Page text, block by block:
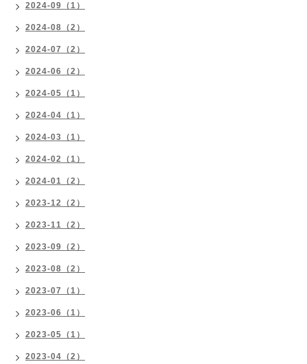
2024-09（1）
2024-08（2）
2024-07（2）
2024-06（2）
2024-05（1）
2024-04（1）
2024-03（1）
2024-02（1）
2024-01（2）
2023-12（2）
2023-11（2）
2023-09（2）
2023-08（2）
2023-07（1）
2023-06（1）
2023-05（1）
2023-04（2）